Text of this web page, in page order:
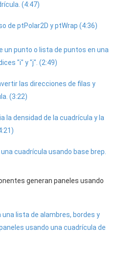
(4:47)
de ptPolar2D y ptWrap (4:36)
un punto o lista de puntos en una
"i" y "j". (2:49)
las direcciones de filas y
(3:22)
la densidad de la cuadrícula y la
cuadrícula usando base brep.
generan paneles usando
una lista de alambres, bordes y
usando una cuadrícula de